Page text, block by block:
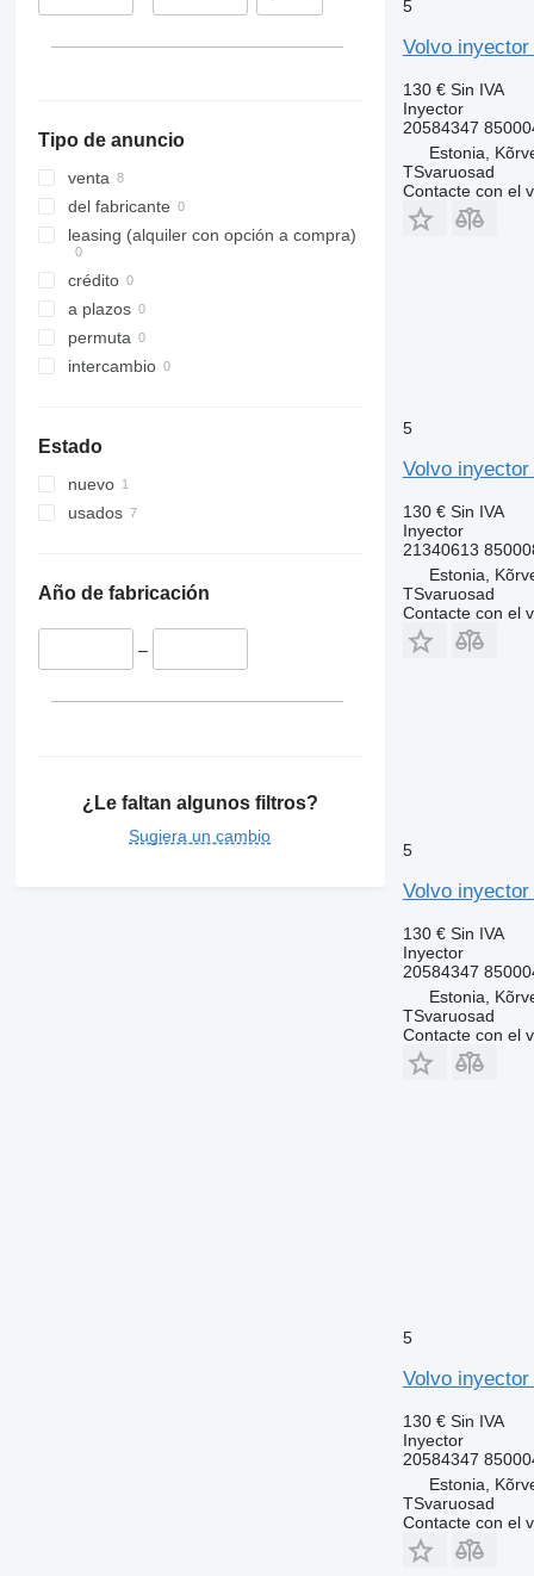
Tipo de anuncio
venta
del fabricante
leasing (alquiler con opción a compra)
crédito
a plazos
permuta
intercambio
Estado
nuevo
usados
Año de fabricación
–
¿Le faltan algunos filtros?
Sugiera un cambio
5
Volvo
130 € Sin IVA
Inyector
20584347
Estonia,
TSvaruosad
Contacte con el
5
Volvo
130 € Sin IVA
Inyector
21340613
Estonia,
TSvaruosad
Contacte con el
5
Volvo
130 € Sin IVA
Inyector
20584347
Estonia,
TSvaruosad
Contacte con el
5
Volvo
130 € Sin IVA
Inyector
20584347
Estonia,
TSvaruosad
Contacte con el